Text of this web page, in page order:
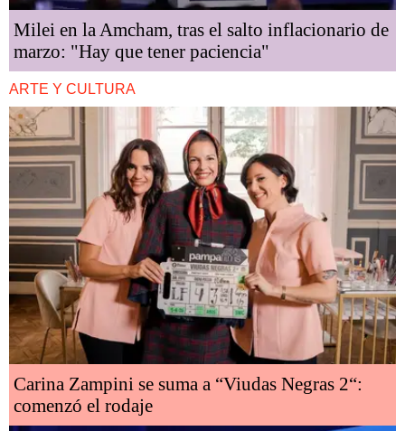
Milei en la Amcham, tras el salto inflacionario de
marzo: "Hay que tener paciencia"
ARTE Y CULTURA
Carina Zampini se suma a “Viudas Negras 2“:
comenzó el rodaje